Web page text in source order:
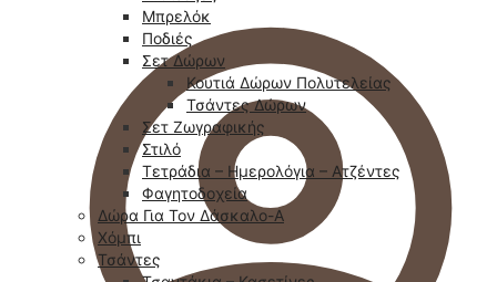
Μπρελόκ
Ποδιές
Σετ Δώρων
Κουτιά Δώρων Πολυτελείας
Τσάντες Δώρων
Σετ Ζωγραφικής
Στιλό
Τετράδια – Ημερολόγια – Ατζέντες
Φαγητοδοχεία
Δώρα Για Τον Δάσκαλο-Α
Χόμπι
Τσάντες